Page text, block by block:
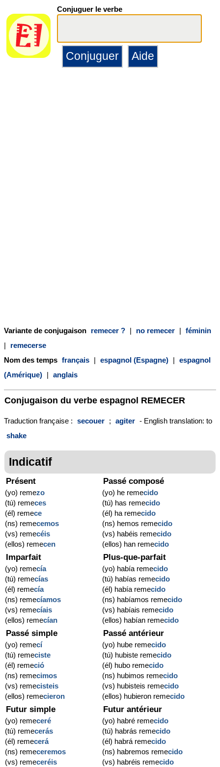
Conjuguer le verbe
Variante de conjugaison remecer ? | no remecer | féminin
|
remecerse
Nom des temps français | espagnol (Espagne) | espagnol
(Amérique) | anglais
Conjugaison du verbe espagnol REMECER
Traduction française : secouer ; agiter - English translation: to
shake
Indicatif
Présent
(yo) remezo
(tú) remeces
(él) remece
(ns) remecemos
(vs) remecéis
(ellos) remecen
Passé composé
(yo) he remecido
(tú) has remecido
(él) ha remecido
(ns) hemos remecido
(vs) habéis remecido
(ellos) han remecido
Imparfait
(yo) remecía
(tú) remecías
(él) remecía
(ns) remecíamos
(vs) remecíais
(ellos) remecían
Plus-que-parfait
(yo) había remecido
(tú) habías remecido
(él) había remecido
(ns) habíamos remecido
(vs) habíais remecido
(ellos) habían remecido
Passé simple
(yo) remecí
(tú) remeciste
(él) remeció
(ns) remecimos
(vs) remecisteis
(ellos) remecieron
Passé antérieur
(yo) hube remecido
(tú) hubiste remecido
(él) hubo remecido
(ns) hubimos remecido
(vs) hubisteis remecido
(ellos) hubieron remecido
Futur simple
(yo) remeceré
(tú) remecerás
(él) remecerá
(ns) remeceremos
(vs) remeceréis
Futur antérieur
(yo) habré remecido
(tú) habrás remecido
(él) habrá remecido
(ns) habremos remecido
(vs) habréis remecido